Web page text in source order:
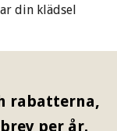
din klädsel
rabatterna,
per år.